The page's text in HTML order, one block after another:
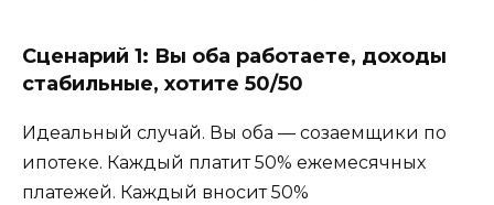
Сценарий 1: Вы оба работаете, доходы
стабильные, хотите 50/50
Идеальный случай. Вы оба — созаемщики по
ипотеке. Каждый платит 50% ежемесячных
платежей. Каждый вносит 50%